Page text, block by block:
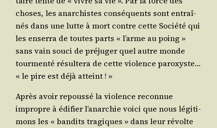
choses, les anar­chistes consé­quents sont entraî­
nés dans une lutte à mort contre cette Socié­té qui
les enser­ra de toutes parts « l’arme au poing »
sans vain sou­ci de pré­ju­ger quel autre monde
tour­men­té résul­te­ra de cette vio­lence paroxyste…
« le pire est déjà atteint ! »
Après avoir repous­sé la vio­lence recon­nue
impropre à édi­fier l’a­nar­chie voi­ci que nous légi­ti­
mons les « ban­dits tra­giques » dans leur révolte